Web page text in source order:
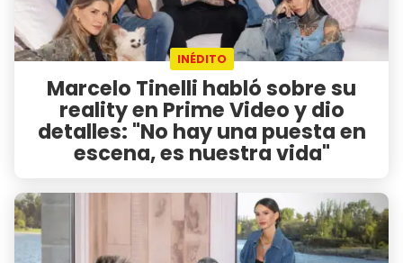
INÉDITO
Marcelo Tinelli habló sobre su
reality en Prime Video y dio
detalles: "No hay una puesta en
escena, es nuestra vida"